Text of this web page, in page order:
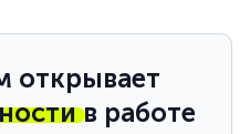
открывает
в работе